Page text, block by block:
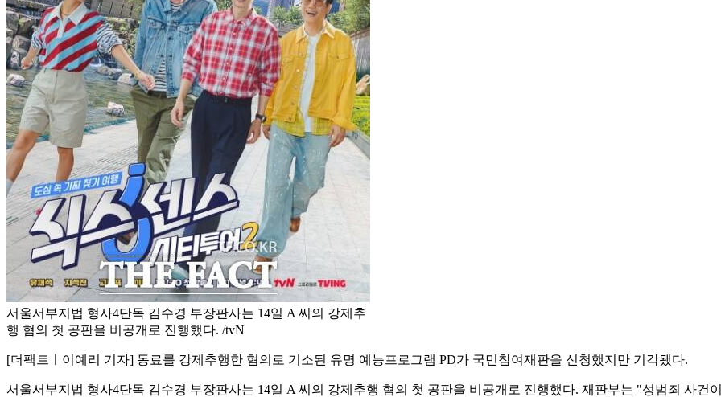
서울서부지법 형사4단독 김수경 부장판사는 14일 A 씨의 강제추
행 혐의 첫 공판을 비공개로 진행했다. /tvN
[더팩트ㅣ이예리 기자] 동료를 강제추행한 혐의로 기소된 유명 예능프로그램 PD가 국민참여재판을 신청했지만 기각됐다.
서울서부지법 형사4단독 김수경 부장판사는 14일 A 씨의 강제추행 혐의 첫 공판을 비공개로 진행했다. 재판부는 "성범죄 사건